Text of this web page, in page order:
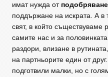
имат нужда от
поддържане на искрата. А в
свят, в който съществуваме
самите нас и за
раздори, влизане в рутината,
на партньорите един от
подготвили малки, но с